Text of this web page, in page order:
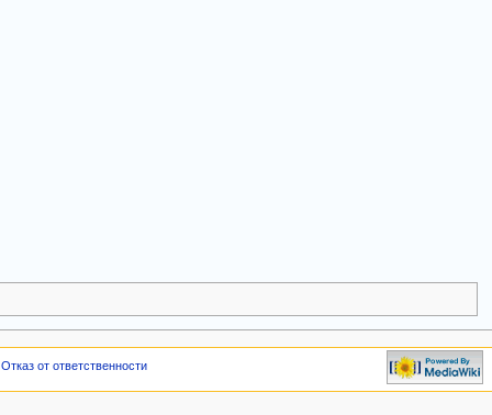
Отказ от ответственности